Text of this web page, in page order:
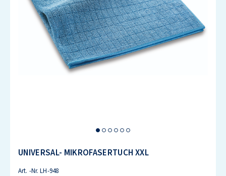
UNIVERSAL- MIKROFASERTUCH XXL
Art. -Nr.LH-948